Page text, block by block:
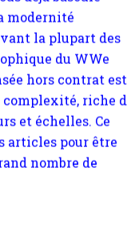
riche de
et échelles. Ce
pour être
nombre de